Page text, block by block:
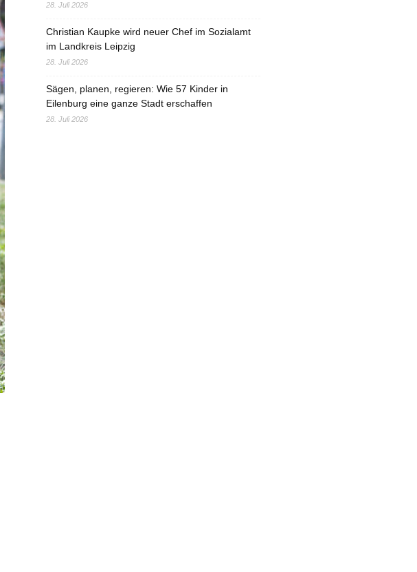
28. Juli 2026
Christian Kaupke wird neuer Chef im Sozialamt
im Landkreis Leipzig
28. Juli 2026
Sägen, planen, regieren: Wie 57 Kinder in
Eilenburg eine ganze Stadt erschaffen
28. Juli 2026